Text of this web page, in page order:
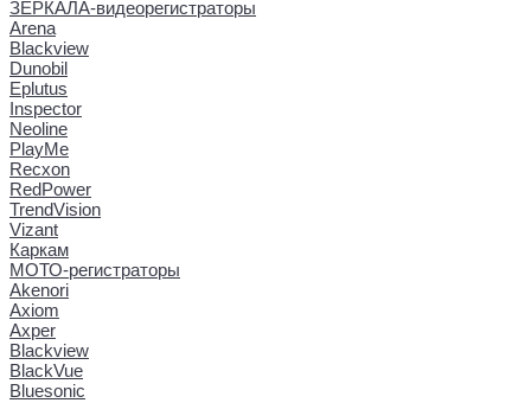
ЗЕРКАЛА-видеорегистраторы
Arena
Blackview
Dunobil
Eplutus
Inspector
Neoline
PlayMe
Recxon
RedPower
TrendVision
Vizant
Каркам
МОТО-регистраторы
Akenori
Axiom
Axper
Blackview
BlackVue
Bluesonic